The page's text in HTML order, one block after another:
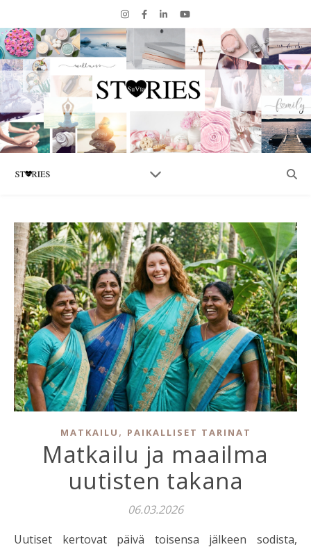
MATKAILU , PAIKALLISET TARINAT
Matkailu ja maailma
uutisten takana
06.03.2026
Uutiset kertovat päivä toisensa jälkeen sodista,